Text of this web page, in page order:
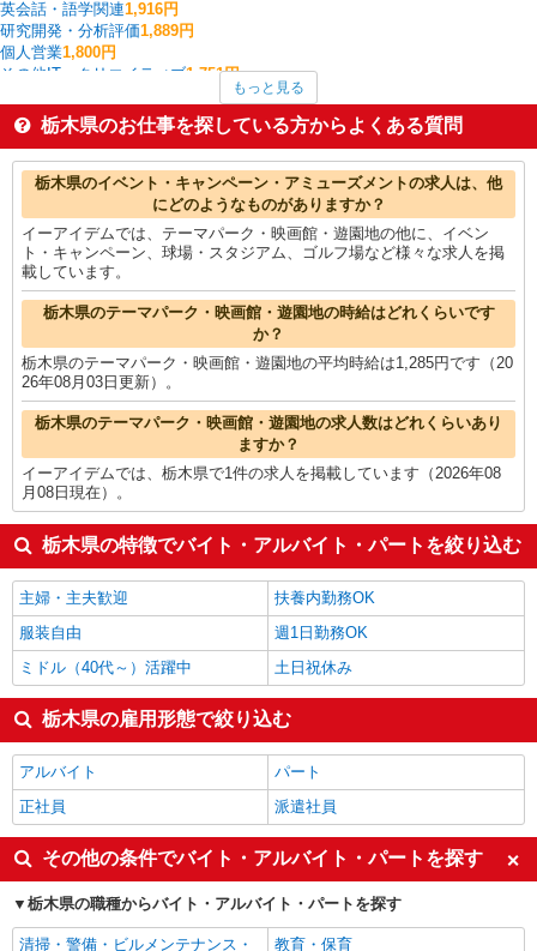
英会話・語学関連1,916円
研究開発・分析評価1,889円
個人営業1,800円
その他IT・クリエイティブ1,751円
システムエンジニア・プログラマー 1,750円
法人営業1,717円
購買・資材 1,700円
ゲームクリエイター・テスター1,700円
栃木県の他の職種の平均時給を見る
もっと見る
栃木県のお仕事を探している方からよくある質問
栃木県のイベント・キャンペーン・アミューズメントの求人は、他
にどのようなものがありますか？
イーアイデムでは、テーマパーク・映画館・遊園地の他に、イベン
ト・キャンペーン、球場・スタジアム、ゴルフ場など様々な求人を掲
載しています。
栃木県のテーマパーク・映画館・遊園地の時給はどれくらいです
か？
栃木県のテーマパーク・映画館・遊園地の平均時給は1,285円です（20
26年08月03日更新）。
栃木県のテーマパーク・映画館・遊園地の求人数はどれくらいあり
ますか？
イーアイデムでは、栃木県で1件の求人を掲載しています（2026年08
月08日現在）。
栃木県の特徴でバイト・アルバイト・パートを絞り込む
主婦・主夫歓迎
扶養内勤務OK
服装自由
週1日勤務OK
ミドル（40代～）活躍中
土日祝休み
栃木県の雇用形態で絞り込む
アルバイト
パート
正社員
派遣社員
その他の条件でバイト・アルバイト・パートを探す
栃木県の職種からバイト・アルバイト・パートを探す
清掃・警備・ビルメンテナンス・
教育・保育